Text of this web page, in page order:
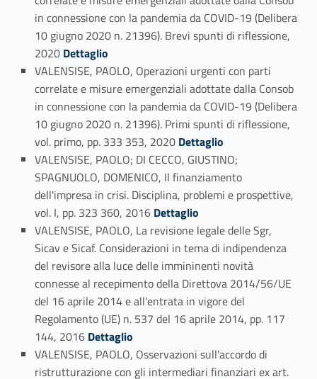
in connessione con la pandemia da COVID-19 (Delibera
10 giugno 2020 n. 21396). Brevi spunti di riflessione,
2020 Link identifier #identifier_person_85887-44
Dettaglio
VALENSISE, PAOLO, Operazioni urgenti con parti
correlate e misure emergenziali adottate dalla Consob
in connessione con la pandemia da COVID-19 (Delibera
10 giugno 2020 n. 21396). Primi spunti di riflessione,
vol. primo, pp. 333 353, 2020 Link identifier #identifier_person_79971-45
Dettaglio
VALENSISE, PAOLO; DI CECCO, GIUSTINO;
SPAGNUOLO, DOMENICO, Il finanziamento
dell'impresa in crisi. Disciplina, problemi e prospettive,
vol. I, pp. 323 360, 2016 Link identifier #identifier_person_32907-46
Dettaglio
VALENSISE, PAOLO, La revisione legale delle Sgr,
Sicav e Sicaf. Considerazioni in tema di indipendenza
del revisore alla luce delle immininenti novità
connesse al recepimento della Direttova 2014/56/UE
del 16 aprile 2014 e all'entrata in vigore del
Regolamento (UE) n. 537 del 16 aprile 2014, pp. 117
144, 2016 Link identifier #identifier_person_122170-47
Dettaglio
VALENSISE, PAOLO, Osservazioni sull'accordo di
ristrutturazione con gli intermediari finanziari ex art.